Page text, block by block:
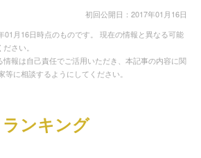
初回公開日：2017年01月16日
01月16日時点のものです。 現在の情報と異なる可能
さい。
情報は自己責任でご活用いただき、本記事の内容に関
に相談するようにしてください。
ランキング